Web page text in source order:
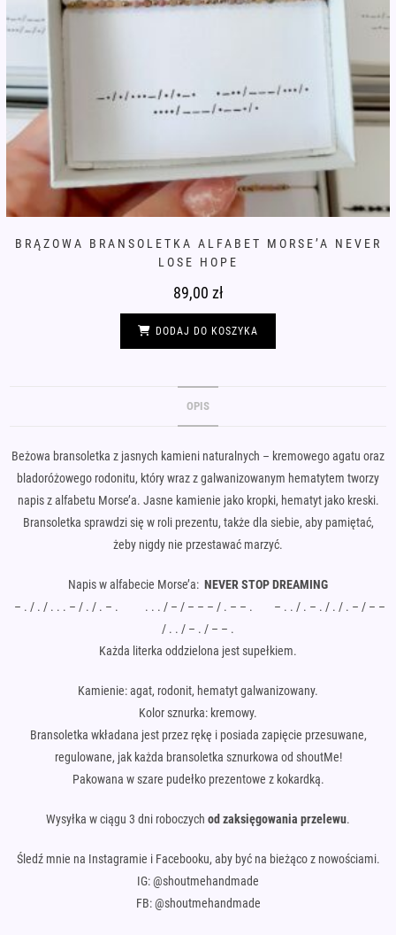
BRĄZOWA BRANSOLETKA ALFABET MORSE’A NEVER
LOSE HOPE
89,00 zł
DODAJ DO KOSZYKA
OPIS
Beżowa bransoletka z jasnych kamieni naturalnych – kremowego agatu oraz
bladoróżowego rodonitu, który wraz z galwanizowanym hematytem tworzy
napis z alfabetu Morse’a. Jasne kamienie jako kropki, hematyt jako kreski.
Bransoletka sprawdzi się w roli prezentu, także dla siebie, aby pamiętać,
żeby nigdy nie przestawać marzyć.
Napis w alfabecie Morse’a: NEVER STOP DREAMING
– . / . / . . . – / . / . – . . . . / – / – – – / . – – . – . . / . – . / . / . – / – –
/ . . / – . / – – .
Każda literka oddzielona jest supełkiem.
Kamienie: agat, rodonit, hematyt galwanizowany.
Kolor sznurka: kremowy.
Bransoletka wkładana jest przez rękę i posiada zapięcie przesuwane,
regulowane, jak każda bransoletka sznurkowa od shoutMe!
Pakowana w szare pudełko prezentowe z kokardką.
Wysyłka w ciągu 3 dni roboczych od zaksięgowania przelewu.
Śledź mnie na Instagramie i Facebooku, aby być na bieżąco z nowościami.
IG: @shoutmehandmade
FB: @shoutmehandmade